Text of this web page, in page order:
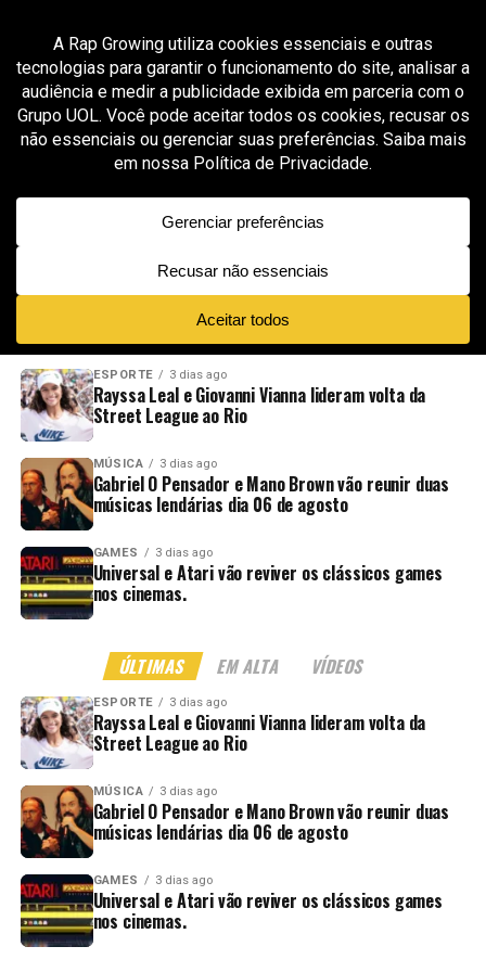
All posts tagged "flow controlado"
GROOVER X RAP GROWING 2 meses ago
Sam Kays aposta em entrega afiada e estética
minimalista no single “IV Bags”
NOVIDADES EM ALTA VÍDEOS
ESPORTE 3 dias ago
Rayssa Leal e Giovanni Vianna lideram volta da
Street League ao Rio
MÚSICA 3 dias ago
Gabriel O Pensador e Mano Brown vão reunir duas
músicas lendárias dia 06 de agosto
GAMES 3 dias ago
Universal e Atari vão reviver os clássicos games
nos cinemas.
ÚLTIMAS EM ALTA VÍDEOS
ESPORTE 3 dias ago
Rayssa Leal e Giovanni Vianna lideram volta da
Street League ao Rio
MÚSICA 3 dias ago
Gabriel O Pensador e Mano Brown vão reunir duas
músicas lendárias dia 06 de agosto
GAMES 3 dias ago
Universal e Atari vão reviver os clássicos games
nos cinemas.